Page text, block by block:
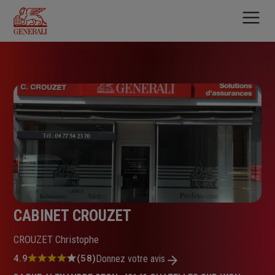
contenu
principal
CABINET CROUZET
CROUZET Christophe
Note
4.9 (58)Donnez votre avis